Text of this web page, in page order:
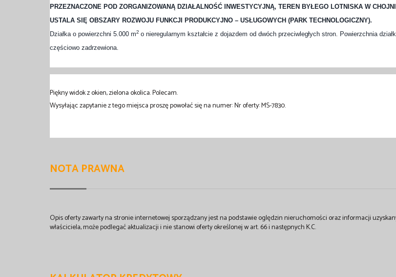
PRZEZNACZONE POD ZORGANIZOWANĄ DZIAŁALNOŚĆ INWESTYCYJNĄ, TEREN BYŁEGO LOTNISKA W
USTALA SIĘ OBSZARY ROZWOJU FUNKCJI PRODUKCYJNO – USŁUGOWYCH (PARK TECHNOLOGICZNY).
Działka o powierzchni 5.000 m2 o nieregularnym kształcie z dojazdem od dwóch przeciwległych stron. Powierzchnia
częściowo zadrzewiona.
Piękny widok z okien, zielona okolica. Polecam.
Wysyłając zapytanie z tego miejsca proszę powołać się na numer: Nr oferty: MS-7830.
NOTA PRAWNA
Opis oferty zawarty na stronie internetowej sporządzany jest na podstawie oględzin nieruchomości oraz informacji
właściciela, może podlegać aktualizacji i nie stanowi oferty określonej w art. 66 i następnych K.C.